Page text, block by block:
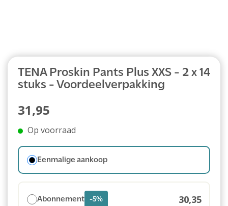
TENA Proskin Pants Plus XXS - 2 x 14
stuks - Voordeelverpakking
31,95
Op voorraad
Eenmalige aankoop
Abonnement -5% 30,35